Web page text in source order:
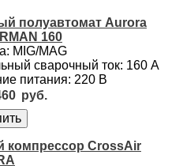
полуавтомат Aurora
160
MIG/MAG
сварочный ток: 160 А
питания: 220 В
компрессор CrossAir